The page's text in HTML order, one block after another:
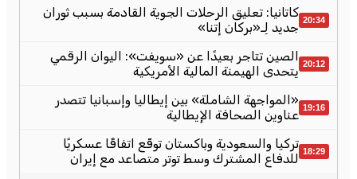
20:34 كاتانيا: تعليق الرحلات الجوية القادمة بسبب ثوران
جديد لِـ«بركان إتنا»
20:12 الصين تتاجر بعيدًا عن «سويفت»: اليوان الرقمي
يتحدى الهيمنة المالية الأمريكية
19:16 «المواجهة الشاملة» بين إيطاليا وإسبانيا تتصدر
عناوين الصحافة الإيطالية
18:29 تركيا والسعودية وباكستان توقّع اتفاقًا عسكريًا
للدفاع المشترك وسط توتر متصاعد مع إيران